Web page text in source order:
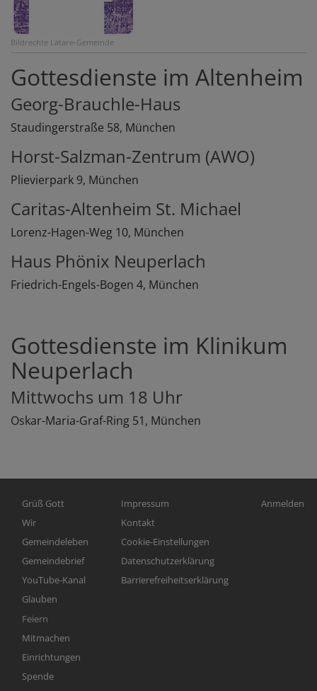
Bildrechte Lätare-Gemeinde
Gottesdienste im Altenheim
Georg-Brauchle-Haus
Staudingerstraße 58, München
Horst-Salzman-Zentrum (AWO)
Plievierpark 9, München
Caritas-Altenheim St. Michael
Lorenz-Hagen-Weg 10, München
Haus Phönix Neuperlach
Friedrich-Engels-Bogen 4, München
Gottesdienste im Klinikum
Neuperlach
Mittwochs um 18 Uhr
Oskar-Maria-Graf-Ring 51, München
Hauptnavigation
Grüß Gott
Wir
Gemeindeleben
Gemeindebrief
YouTube-Kanal
Glauben
Feiern
Mitmachen
Einrichtungen
Spende
Fußbereichsmenü
Impressum
Kontakt
Cookie-Einstellungen
Datenschutzerklärung
Barrierefreiheitserklärung
Anmelden